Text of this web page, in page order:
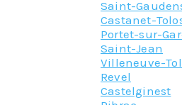
Saint-
Castanet-
Portet-sur-
Saint-Jean
Villeneuve-
Revel
Castelginest